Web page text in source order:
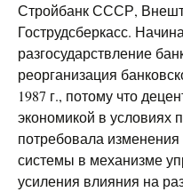
Стройбанк СССР,
Гострудсберкасс.
разгосударствление
реорганизация
1987 г., потому что
экономикой в условиях
потребовала
системы в механизме
усиления влияния на